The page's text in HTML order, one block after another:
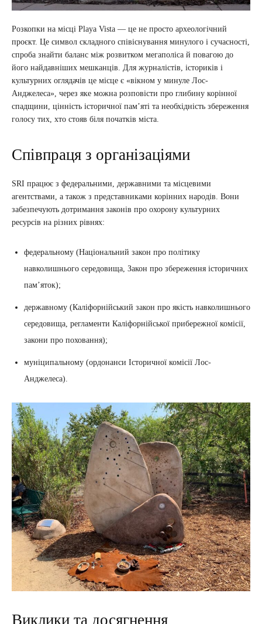
Розкопки на місці Playa Vista — це не просто археологічний
проєкт. Це символ складного співіснування минулого і сучасності,
спроба знайти баланс між розвитком мегаполіса й повагою до
його найдавніших мешканців. Для журналістів, істориків і
культурних оглядачів це місце є «вікном у минуле Лос-
Анджелеса», через яке можна розповісти про глибину корінної
спадщини, цінність історичної пам’яті та необхідність збереження
голосу тих, хто стояв біля початків міста.
Співпраця з організаціями
SRI працює з федеральними, державними та місцевими
агентствами, а також з представниками корінних народів. Вони
забезпечують дотримання законів про охорону культурних
ресурсів на різних рівнях:
федеральному (Національний закон про політику
навколишнього середовища, Закон про збереження історичних
пам’яток);
державному (Каліфорнійський закон про якість навколишнього
середовища, регламенти Каліфорнійської прибережної комісії,
закони про поховання);
муніципальному (ордонанси Історичної комісії Лос-
Анджелеса).
Виклики та досягнення